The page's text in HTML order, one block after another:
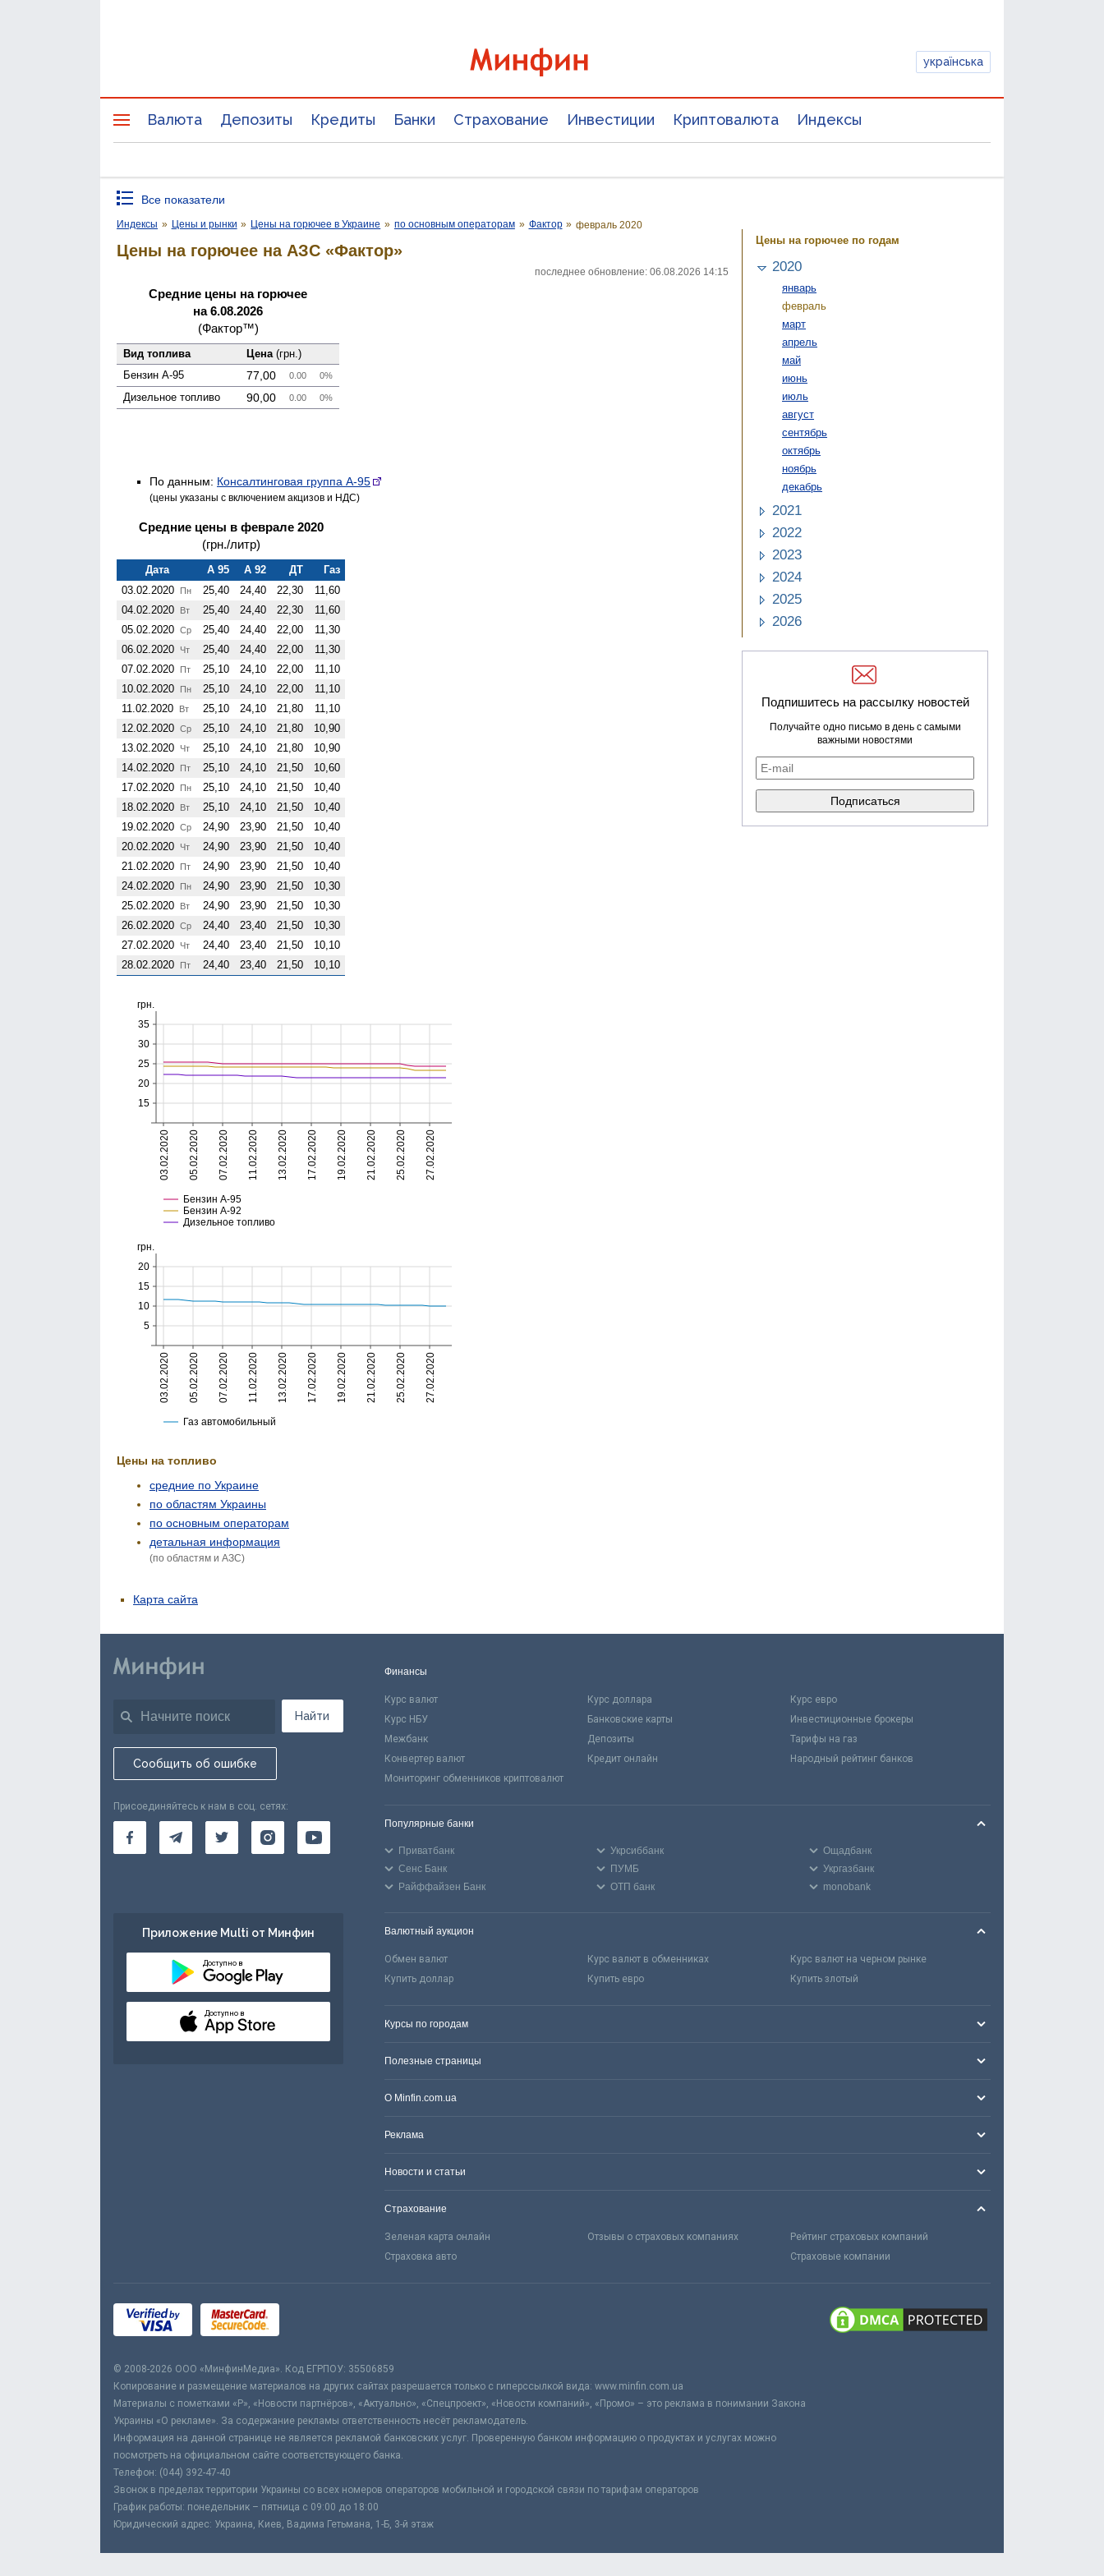
українська
Валюта Депозиты Кредиты Банки Страхование Инвестиции Криптовалюта Индексы
Все показатели
Индексы » Цены и рынки » Цены на горючее в Украине » по основным операторам » Фактор » февраль 2020
Цены на горючее на АЗС «Фактор»
последнее обновление: 06.08.2026 14:15
Средние цены на горючее
на 6.08.2026
(Фактор™)
Вид топлива Цена (грн.)
Бензин А-95
77,00 0.00 0%
Дизельное топливо 90,00 0.00 0%
По данным: Консалтинговая группа А-95
(цены указаны с включением акцизов и НДС)
Средние цены в феврале 2020
(грн./литр)
Дата А 95 А 92 ДТ
Газ
03.02.2020
Пн 25,40 24,40 22,30
11,60
04.02.2020
Вт 25,40 24,40 22,30
11,60
05.02.2020 Ср 25,40 24,40 22,00
11,30
06.02.2020
Чт 25,40 24,40 22,00
11,30
07.02.2020
Пт 25,10 24,10 22,00
11,10
10.02.2020
Пн 25,10 24,10 22,00
11,10
11.02.2020
Вт 25,10 24,10 21,80
11,10
12.02.2020 Ср 25,10 24,10 21,80
10,90
13.02.2020
Чт 25,10 24,10 21,80
10,90
14.02.2020
Пт 25,10 24,10 21,50
10,60
17.02.2020
Пн 25,10 24,10 21,50
10,40
18.02.2020
Вт 25,10 24,10 21,50
10,40
19.02.2020 Ср 24,90 23,90 21,50
10,40
20.02.2020
Чт 24,90 23,90 21,50
10,40
21.02.2020
Пт 24,90 23,90 21,50
10,40
24.02.2020
Пн 24,90 23,90 21,50
10,30
25.02.2020
Вт 24,90 23,90 21,50
10,30
26.02.2020 Ср 24,40 23,40 21,50
10,30
27.02.2020
Чт 24,40 23,40 21,50
10,10
28.02.2020
Пт 24,40 23,40 21,50 10,10
Цены на топливо
средние по Украине
по областям Украины
по основным операторам
детальная информация
(по областям и АЗС)
Цены на горючее по годам
2020
январь
февраль
март
апрель
май
июнь
июль
август
сентябрь
октябрь
ноябрь
декабрь
2021
2022
2023
2024
2025
2026
Подпишитесь на рассылку новостей
Получайте одно письмо в день с самыми
важными новостями
Карта сайта
Найти
Сообщить об ошибке
Присоединяйтесь к нам в соц. сетях:
Приложение Multi от Минфин
Доступно в
Доступно в
Финансы
Курс валют Курс доллара
Курс евро
Курс НБУ
Банковские карты
Инвестиционные брокеры
Межбанк
Депозиты
Тарифы на газ
Конвертер валют
Кредит онлайн
Народный рейтинг банков
Мониторинг обменников криптовалют
Популярные банки
Приватбанк Укрсиббанк
Ощадбанк
Сенс Банк
ПУМБ
Укргазбанк
Райффайзен Банк
ОТП банк monobank
Валютный аукцион
Обмен валют Курс валют в обменниках
Курс валют на черном рынке
Купить доллар
Купить евро Купить злотый
Курсы по городам
Полезные страницы
О Minfin.com.ua
Реклама
Новости и статьи
Страхование
Зеленая карта онлайн Отзывы о страховых компаниях
Рейтинг страховых компаний
Страховка авто
Страховые компании
© 2008-2026 ООО «МинфинМедиа». Код ЕГРПОУ: 35506859
Копирование и размещение материалов на других сайтах разрешается только с гиперссылкой вида: www.minfin.com.ua
Материалы с пометками «Р», «Новости партнёров», «Актуально», «Спецпроект», «Новости компаний», «Промо» – это реклама в понимании Закона
Украины «О рекламе». За содержание рекламы ответственность несёт рекламодатель.
Информация на данной странице не является рекламой банковских услуг. Проверенную банком информацию о продуктах и услугах можно
посмотреть на официальном сайте соответствующего банка.
Телефон: (044) 392-47-40
Звонок в пределах территории Украины со всех номеров операторов мобильной и городской связи по тарифам операторов
График работы: понедельник – пятница с 09:00 до 18:00
Юридический адрес: Украина, Киев, Вадима Гетьмана, 1-Б, 3-й этаж